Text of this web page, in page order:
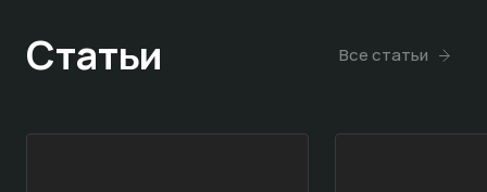
Статьи Все статьи